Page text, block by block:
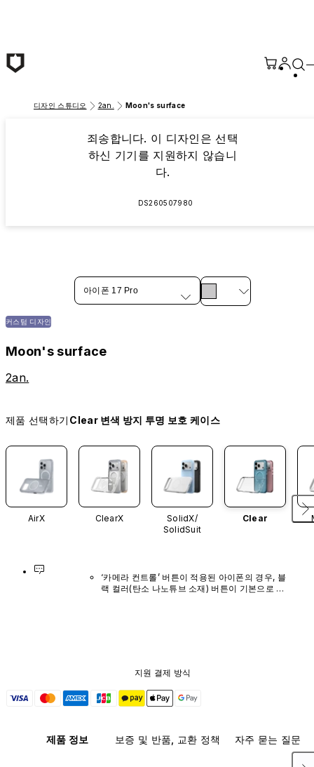
디자인 스튜디오 2an. Moon's surface
죄송합니다. 이 디자인은 선택
하신 기기를 지원하지 않습니
다.
DS260507980
아이폰 17 Pro
커스텀 디자인
Moon's surface
2an.
제품 선택하기 Clear 변색 방지 투명 보호 케이스
AirX ClearX
SolidX/
SolidSuit
Clear
‘카메라 컨트롤’ 버튼이 적용된 아이폰의 경우, 블
랙 컬러(탄소 나노튜브 소재) 버튼이 기본으로 장
지원 결제 방식
제품 정보 보증 및 반품, 교환 정책 자주 묻는 질문